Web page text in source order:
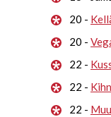
20 -
20 -
22 -
22 -
22 -